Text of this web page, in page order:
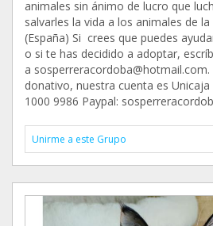
animales sin ánimo de lucro que
salvarles la vida a los animales de
(España) Si crees que puedes
o si te has decidido a adoptar,
a sosperreracordoba@hotmail.com.
donativo, nuestra cuenta es Unicaja
1000 9986 Paypal:
Unirme a este Grupo